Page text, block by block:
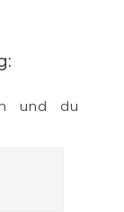
und du